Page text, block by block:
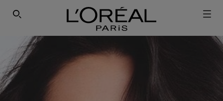
ΕΓΓΡΑΦΕΙΤΕ ΣΤΟ NEWSLETTER!
SEARCH THIS SITE